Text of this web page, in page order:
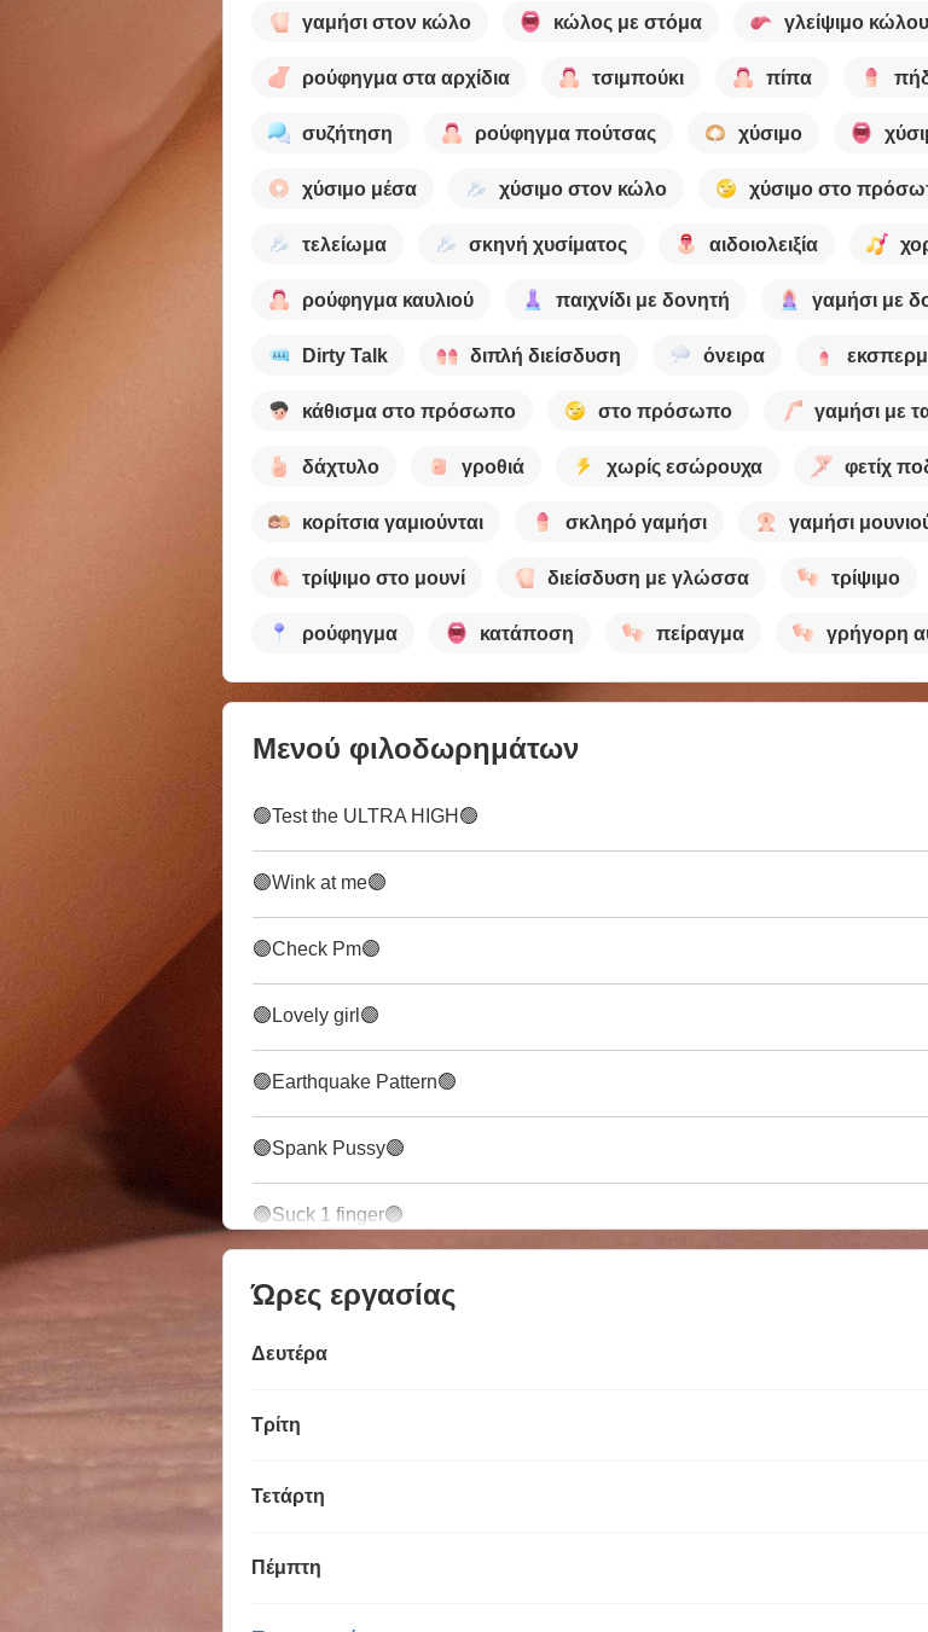
γαμήσι στον κώλο κώλος με στόμα γλείψιμο κώλου
ρούφηγμα στα αρχίδια τσιμπούκι πίπα
συζήτηση ρούφηγμα πούτσας χύσιμο
χύσιμο μέσα χύσιμο στον κώλο χύσιμο στο
τελείωμα σκηνή χυσίματος αιδοιολειξία
ρούφηγμα καυλιού παιχνίδι με δονητή γαμήσι με
Dirty Talk διπλή διείσδυση όνειρα
κάθισμα στο πρόσωπο στο πρόσωπο γαμήσι με
δάχτυλο γροθιά χωρίς εσώρουχα φετίχ
κορίτσια γαμιούνται σκληρό γαμήσι γαμήσι
τρίψιμο στο μουνί διείσδυση με γλώσσα τρίψιμο
ρούφηγμα κατάποση πείραγμα γρήγορη
Μενού φιλοδωρημάτων
🟢Test the ULTRA HIGH🟢
🟣Wink at me🟣
🟣Check Pm🟣
🟣Lovely girl🟣
🟢Earthquake Pattern🟢
🟣Spank Pussy🟣
🟣Suck 1 finger🟣
Ώρες εργασίας
Δευτέρα
Τρίτη
Τετάρτη
Πέμπτη